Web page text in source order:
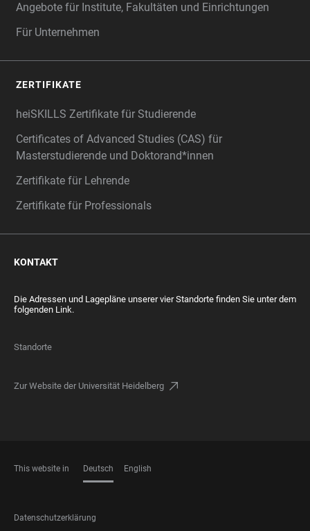
Angebote für Institute, Fakultäten und Einrichtungen
Für Unternehmen
ZERTIFIKATE
heiSKILLS Zertifikate für Studierende
Certificates of Advanced Studies (CAS) für
Masterstudierende und Doktorand*innen
Zertifikate für Lehrende
Zertifikate für Professionals
KONTAKT
Die Adressen und Lagepläne unserer vier Standorte finden Sie unter dem
folgenden Link.
Standorte
Zur Website der Universität Heidelberg
This website in Deutsch English
FOOTER
Datenschutzerklärung